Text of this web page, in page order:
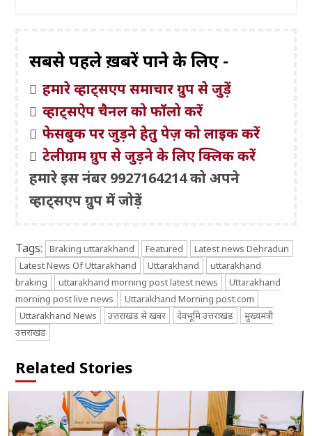
सबसे पहले ख़बरें पाने के लिए -
हमारे व्हाट्सएप समाचार ग्रुप से जुड़ें
व्हाट्सऐप चैनल को फॉलो करें
फेसबुक पर जुड़ने हेतु पेज़ को लाइक करें
टेलीग्राम ग्रुप से जुड़ने के लिए क्लिक करें
हमारे इस नंबर 9927164214 को अपने
व्हाट्सएप ग्रुप में जोड़ें
Tags: Braking uttarakhand Featured
Latest news Dehradun
Latest News Of Uttarakhand
Uttarakhand
uttarakhand
braking
uttarakhand morning post latest news
Uttarakhand
morning post live news
Uttarakhand Morning post.com
Uttarakhand News
उत्तराखंड से खबर देवभूमि उत्तराखंड
मुख्यमंत्री
उत्तराखंड
Related Stories